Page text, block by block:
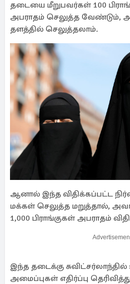
தடையை மீறுபவர்கள் 100
அபராதம் செலுத்த வேண்டும்,
தளத்தில் செலுத்தலாம்.
ஆனால் இந்த விதிக்கப்பட்ட
மக்கள் செலுத்த மறுத்தால்,
1,000 பிராங்குகள் அபராதம்
இந்த தடைக்கு
அமைப்புகள் எதிர்ப்பு